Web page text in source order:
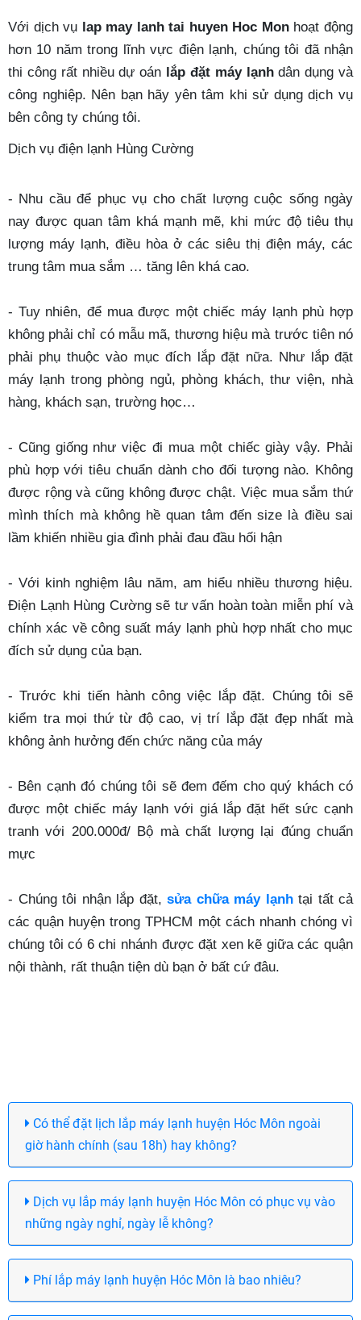
Với dịch vụ lap may lanh tai huyen Hoc Monhoạt động
hơn 10 năm trong lĩnh vực điện lạnh, chúng tôi đã nhận
thi công rất nhiều dự oán lắp đặt máy lạnhdân dụng và
công nghiệp. Nên bạn hãy yên tâm khi sử dụng dịch vụ
bên công ty chúng tôi.
Dịch vụ điện lạnh Hùng Cường
- Nhu cầu để phục vụ cho chất lượng cuộc sống ngày
nay được quan tâm khá mạnh mẽ, khi mức độ tiêu thụ
lượng máy lạnh, điều hòa ở các siêu thị điện máy, các
trung tâm mua sắm … tăng lên khá cao.
- Tuy nhiên, để mua được một chiếc máy lạnh phù hợp
không phải chỉ có mẫu mã, thương hiệu mà trước tiên nó
phải phụ thuộc vào mục đích lắp đặt nữa. Như lắp đặt
máy lạnh trong phòng ngủ, phòng khách, thư viện, nhà
hàng, khách sạn, trường học…
- Cũng giống như việc đi mua một chiếc giày vậy. Phải
phù hợp với tiêu chuẩn dành cho đối tượng nào. Không
được rộng và cũng không được chật. Việc mua sắm thứ
mình thích mà không hề quan tâm đến size là điều sai
lầm khiến nhiều gia đình phải đau đầu hối hận
- Với kinh nghiệm lâu năm, am hiểu nhiều thương hiệu.
Điện Lạnh Hùng Cường sẽ tư vấn hoàn toàn miễn phí và
chính xác về công suất máy lạnh phù hợp nhất cho mục
đích sử dụng của bạn.
- Trước khi tiến hành công việc lắp đặt. Chúng tôi sẽ
kiểm tra mọi thứ từ độ cao, vị trí lắp đặt đẹp nhất mà
không ảnh hưởng đến chức năng của máy
- Bên cạnh đó chúng tôi sẽ đem đếm cho quý khách có
được một chiếc máy lạnh với giá lắp đặt hết sức cạnh
tranh với 200.000đ/ Bộ mà chất lượng lại đúng chuẩn
mực
- Chúng tôi nhận lắp đặt, sửa chữa máy lạnhtại tất cả
các quận huyện trong TPHCM một cách nhanh chóng vì
chúng tôi có 6 chi nhánh được đặt xen kẽ giữa các quận
nội thành, rất thuận tiện dù bạn ở bất cứ đâu.
Có thể đặt lịch lắp máy lạnh huyện Hóc Môn ngoài
giờ hành chính (sau 18h) hay không?
Dịch vụ lắp máy lạnh huyện Hóc Môn có phục vụ vào
những ngày nghỉ, ngày lễ không?
Phí lắp máy lạnh huyện Hóc Môn là bao nhiêu?